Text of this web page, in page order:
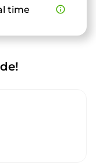
time info_outline